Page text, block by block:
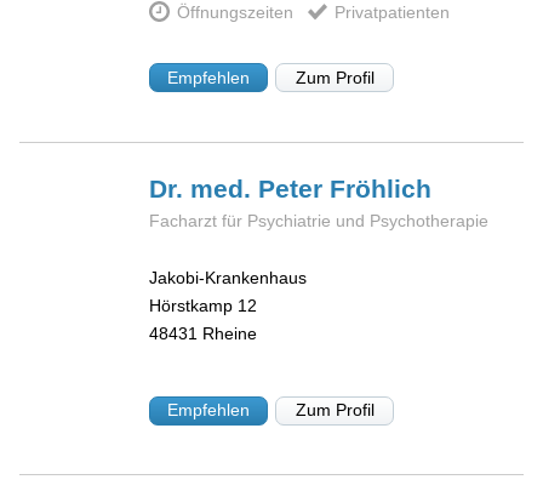
Öffnungszeiten Privatpatienten
Empfehlen Zum Profil
Dr. med. Peter Fröhlich
Facharzt für Psychiatrie und Psychotherapie
Jakobi-Krankenhaus
Hörstkamp 12
48431 Rheine
Empfehlen Zum Profil